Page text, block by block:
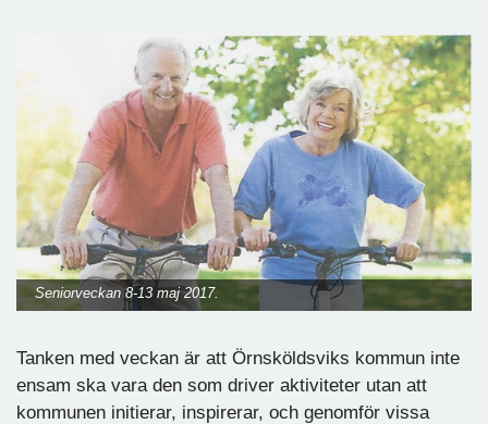
Seniorveckan 8-13 maj 2017.
Tanken med veckan är att Örnsköldsviks kommun inte
ensam ska vara den som driver aktiviteter utan att
kommunen initierar, inspirerar, och genomför vissa